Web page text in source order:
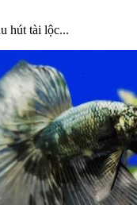
hút tài lộc...